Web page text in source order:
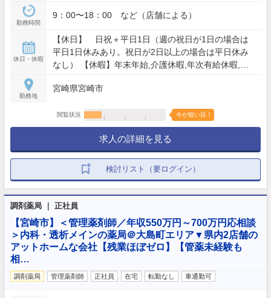
勤務時間
9：00〜18：00 など（店舗による）
休日・休暇
【休日】 日祝＋平日1日（週の祝日が1日の場合は
平日1日休みあり。祝日が2日以上の場合は平日休み
なし） 【休暇】年末年始,介護休暇,年次有給休暇,産
あり 【年間休日】120日
勤務地
宮崎県宮崎市
閲覧状況 今が狙い目！
求人の詳細を見る
検討リスト（要ログイン）
調剤薬局 ｜ 正社員
【宮崎市】＜管理薬剤師／年収550万円～700万円応相談
＞内科・透析メインの薬局＠大島町エリア▼県内2店舗の
アットホームな会社【残業ほぼゼロ】【管薬未経験も
相…
調剤薬局 管理薬剤師 正社員 在宅 転勤なし 車通勤可